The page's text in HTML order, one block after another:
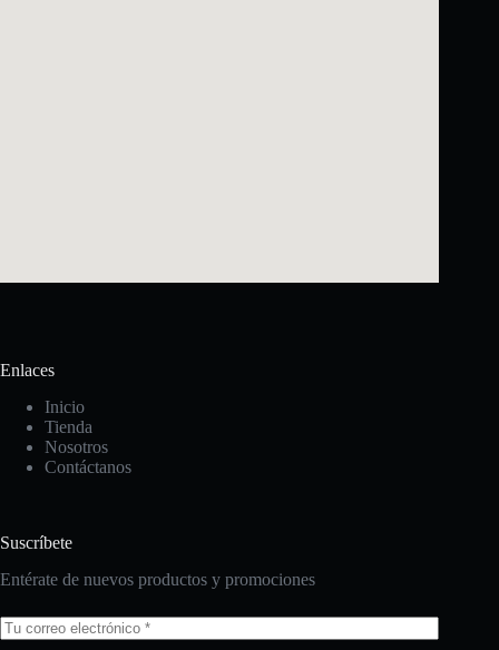
Enlaces
Inicio
Tienda
Nosotros
Contáctanos
Suscríbete
Entérate de nuevos productos y promociones